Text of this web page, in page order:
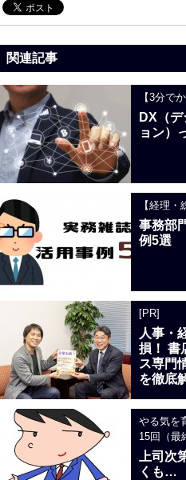
関連記事
【3分で
DX（
ョン）
【経理・
事務部
例5選
[PR]
人事・
損！ 書
ス専門
を徹底
やる気を
15回（最
上司次
くも…